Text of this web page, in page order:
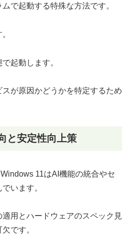
で起動する特殊な方法です。
起動します。
が原因かどうかを特定するため
と安定性向上策
11はAI機能の統合やセ
います。
用とハードウェアのスペック見
です。